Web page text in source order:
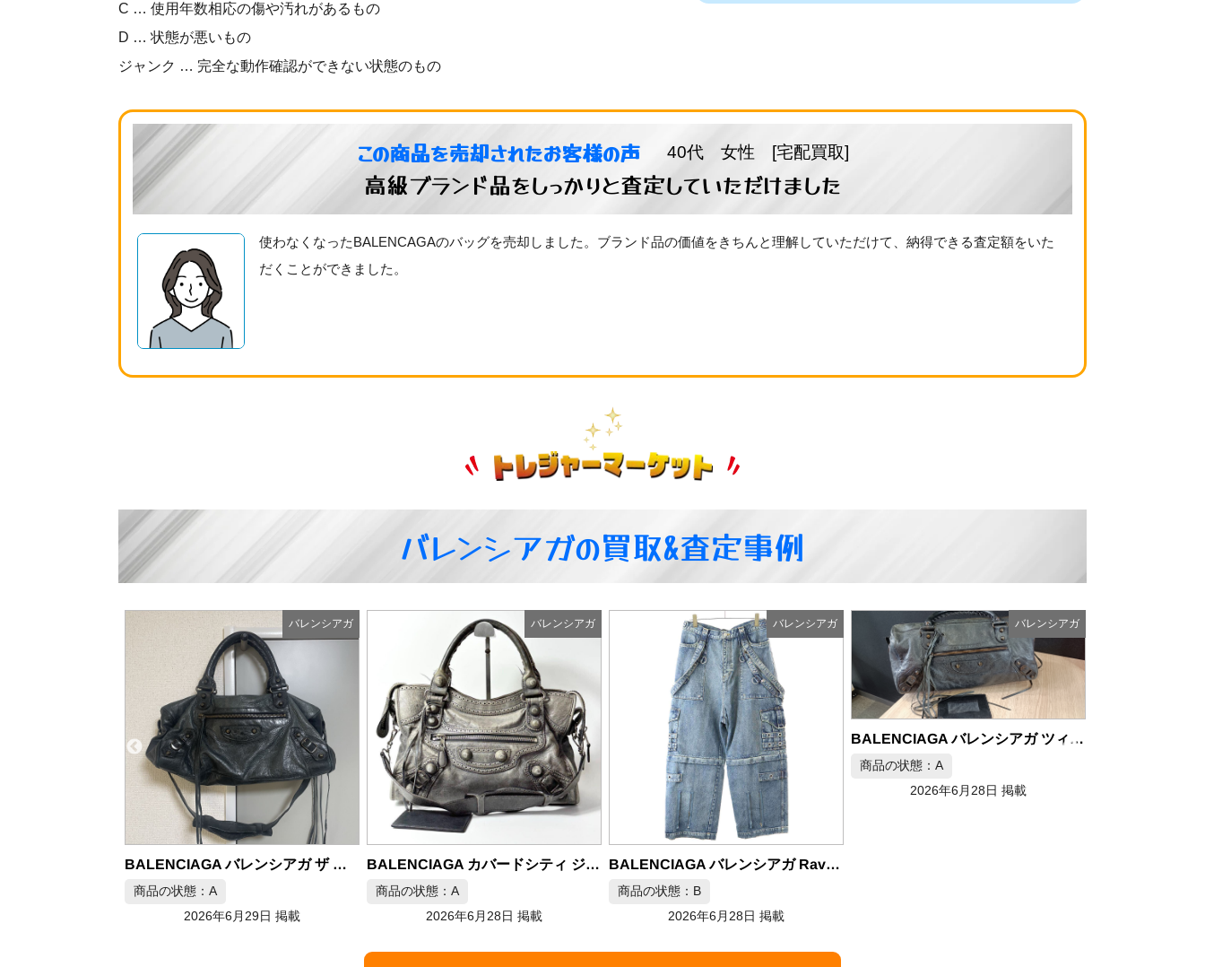
C … 使用年数相応の傷や汚れがあるもの
D … 状態が悪いもの
ジャンク … 完全な動作確認ができない状態のもの
この商品を売却されたお客様の声 40代 女性 [宅配買取]
高級ブランド品をしっかりと査定していただけました
使わなくなったBALENCAGAのバッグを売却しました。ブランド品の価値をきちんと理解していただけて、納得できる査定額をいた
だくことができました。
バレンシアガの買取&査定事例
バレンシアガ
BALENCIAGA カバードシティ ジャイアント ショルダーバッグ グレー
商品の状態：A
2026年6月28日 掲載
バレンシアガ
BALENCIAGA バレンシアガ Raver Baggy Pants デニムパンツ
商品の状態：B
2026年6月28日 掲載
バレンシアガ
商品の状態：A
2026年6月28日 掲載
バレンシアガ